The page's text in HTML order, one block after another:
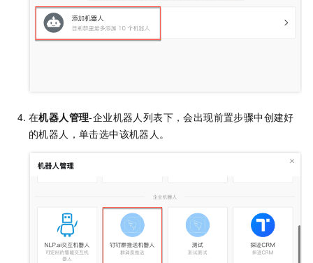
在机器人管理-企业机器人列表下，会出现前置步骤中创建好
的机器人，单击选中该机器人。